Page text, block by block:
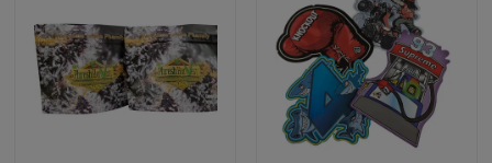
Plastikowe woreczki, opakowania
Opakowanie z przekąskami